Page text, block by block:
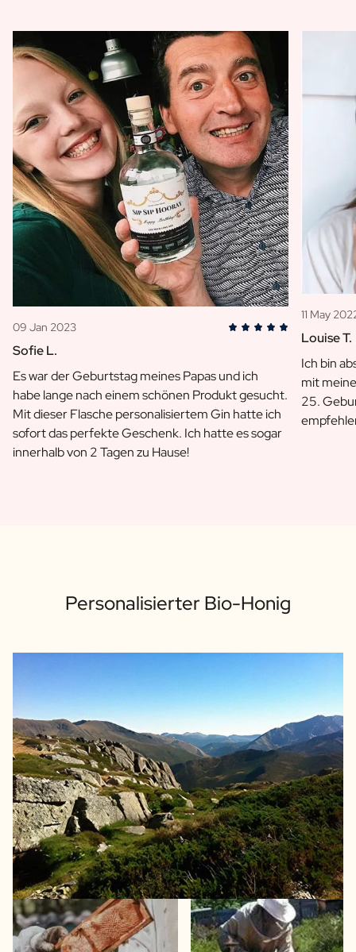
09 Jan 2023
Sofie L.
Es war der Geburtstag meines Papas und ich
habe lange nach einem schönen Produkt gesucht.
Mit dieser Flasche personalisiertem Gin hatte ich
sofort das perfekte Geschenk. Ich hatte es sogar
innerhalb von 2 Tagen zu Hause!
11 May
Louise T.
Ich bin
mit
25.
Personalisierter Bio-Honig